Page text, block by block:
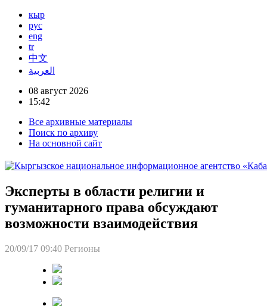
кыр
рус
eng
tr
中文
العربية
08 август 2026
15:42
Все архивные материалы
Поиск по архиву
На основной сайт
Эксперты в области религии и
гуманитарного права обсуждают
возможности взаимодействия
20/09/17 09:40 Регионы